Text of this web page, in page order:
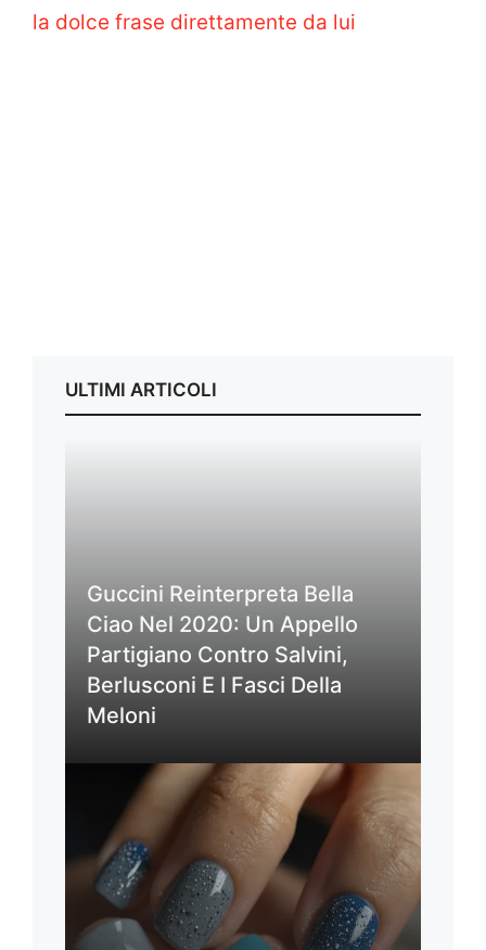
la dolce frase direttamente da lui
ULTIMI ARTICOLI
Guccini Reinterpreta Bella
Ciao Nel 2020: Un Appello
Partigiano Contro Salvini,
Berlusconi E I Fasci Della
Meloni